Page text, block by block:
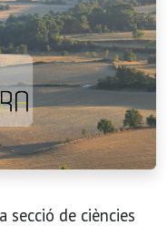
secció de ciències